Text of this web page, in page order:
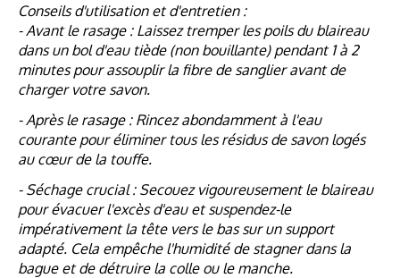
Conseils d'utilisation et d'entretien :
- Avant le rasage : Laissez tremper les poils du blaireau
dans un bol d'eau tiède (non bouillante) pendant 1 à 2
minutes pour assouplir la fibre de sanglier avant de
charger votre savon.
- Après le rasage : Rincez abondamment à l'eau
courante pour éliminer tous les résidus de savon logés
au cœur de la touffe.
- Séchage crucial : Secouez vigoureusement le blaireau
pour évacuer l'excès d'eau et suspendez-le
impérativement la tête vers le bas sur un support
adapté. Cela empêche l'humidité de stagner dans la
bague et de détruire la colle ou le manche.